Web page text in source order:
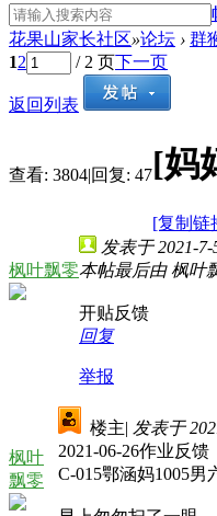
花果山家长社区»论坛 › 群
12 / 2 页下一页
返回列表
查看: 3804|回复: 47[妈
[复制链
枫叶飘零
发表于 2021-7-
本帖最后由 枫叶
开贴反馈
回复
举报
枫叶
飘零
楼主| 发表于
2021-06-26作业反馈
C-015鄂涵妈1005男